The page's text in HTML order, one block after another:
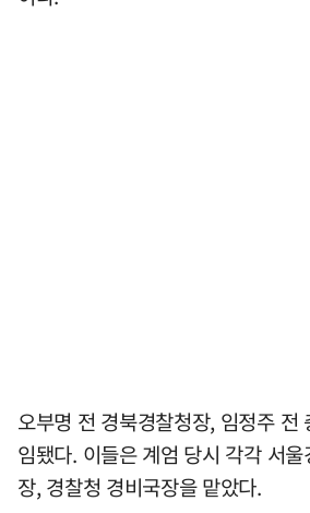
오부명 전 경북경찰청장, 임정주 전
임됐다. 이들은 계엄 당시 각각 서
장, 경찰청 경비국장을 맡았다.